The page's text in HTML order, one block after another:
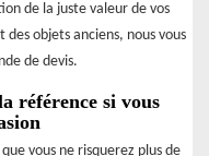
de la juste valeur de vos
objets anciens, nous vous
de devis.
référence si vous
vous ne risquerez plus de